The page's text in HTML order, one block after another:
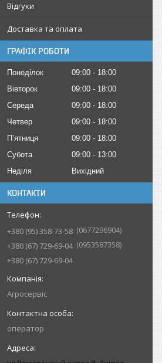
Відгуки
Доставка та оплата
ГРАФІК РОБОТИ
Понеділок 09:00
18:00
Вівторок
09:00
18:00
Середа
09:00
18:00
Четвер
09:00
18:00
Пʼятниця
09:00
18:00
Субота
09:00
13:00
Неділя
Вихідний
КОНТАКТИ
+380 (95) 358-73-58
0677296904
+380 (67) 729-69-04
0953587358
+380 (67) 729-69-04
Агросервіс
оператор